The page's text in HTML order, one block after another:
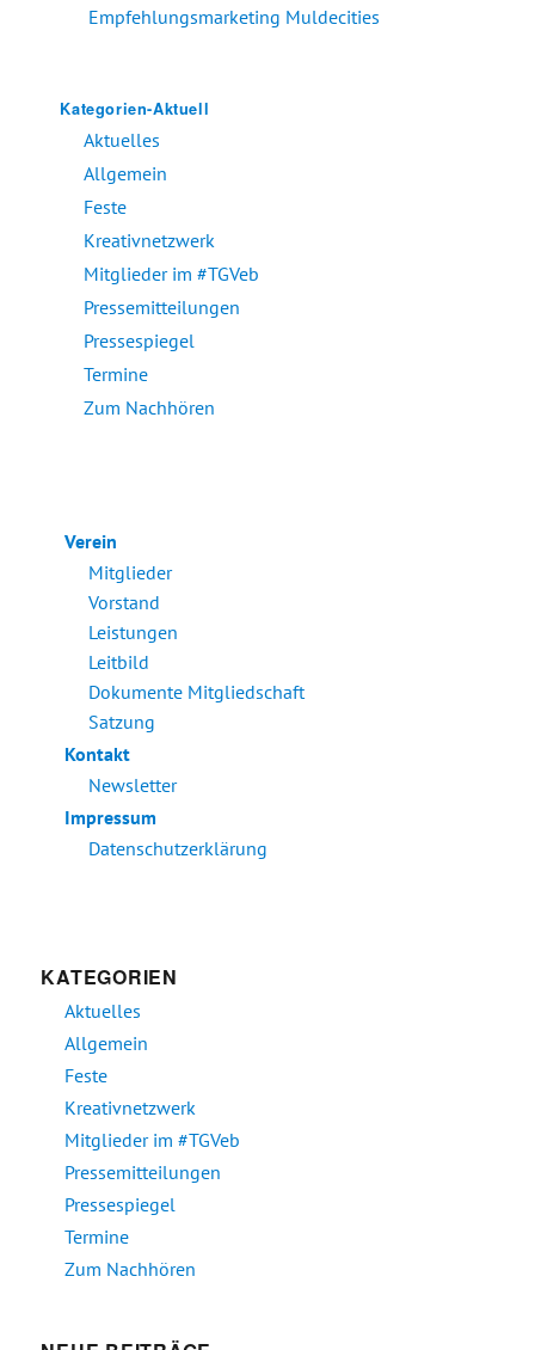
Empfehlungsmarketing Muldecities
Kategorien-Aktuell
Aktuelles
Allgemein
Feste
Kreativnetzwerk
Mitglieder im #TGVeb
Pressemitteilungen
Pressespiegel
Termine
Zum Nachhören
Verein
Mitglieder
Vorstand
Leistungen
Leitbild
Dokumente Mitgliedschaft
Satzung
Kontakt
Newsletter
Impressum
Datenschutzerklärung
KATEGORIEN
Aktuelles
Allgemein
Feste
Kreativnetzwerk
Mitglieder im #TGVeb
Pressemitteilungen
Pressespiegel
Termine
Zum Nachhören